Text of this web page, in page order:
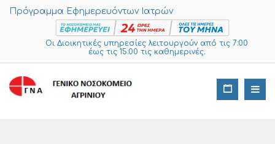
Πρόγραμμα Εφημερευόντων Ιατρών
Οι Διοικητικές υπηρεσίες λειτουργούν από τις 7:00
έως τις 15:00 τις καθημερινές.